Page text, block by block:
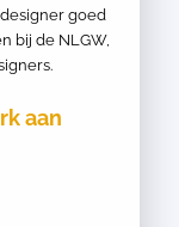
goed
bij de NLGW,
aan